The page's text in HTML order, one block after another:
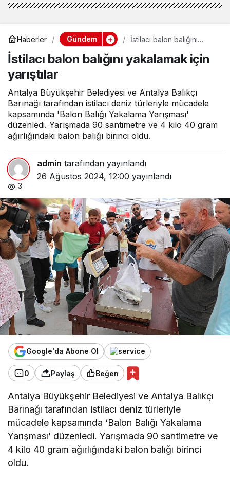
Haberler Gündem
İstilacı balon balığını
İstilacı balon balığını yakalamak için
yarıştılar
Antalya Büyükşehir Belediyesi ve Antalya Balıkçı
Barınağı tarafından istilacı deniz türleriyle mücadele
kapsamında 'Balon Balığı Yakalama Yarışması'
düzenledi. Yarışmada 90 santimetre ve 4 kilo 40 gram
ağırlığındaki balon balığı birinci oldu.
admin tarafından yayınlandı
26 Ağustos 2024, 12:00 yayınlandı
3
Google'da Abone Ol
0 Paylaş Beğen
Antalya Büyükşehir Belediyesi ve Antalya Balıkçı
Barınağı tarafından istilacı deniz türleriyle
mücadele kapsamında ‘Balon Balığı Yakalama
Yarışması’ düzenledi. Yarışmada 90 santimetre ve
4 kilo 40 gram ağırlığındaki balon balığı birinci
oldu.